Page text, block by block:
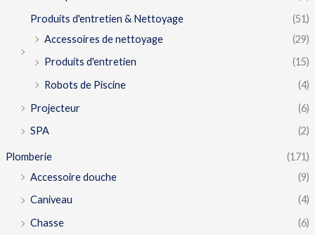
Produits d'entretien & Nettoyage
(51)
Accessoires de nettoyage
(29)
Produits d'entretien
(15)
Robots de Piscine
(4)
Projecteur
(6)
SPA
(2)
Plomberie
(171)
Accessoire douche
(9)
Caniveau
(4)
Chasse
(6)